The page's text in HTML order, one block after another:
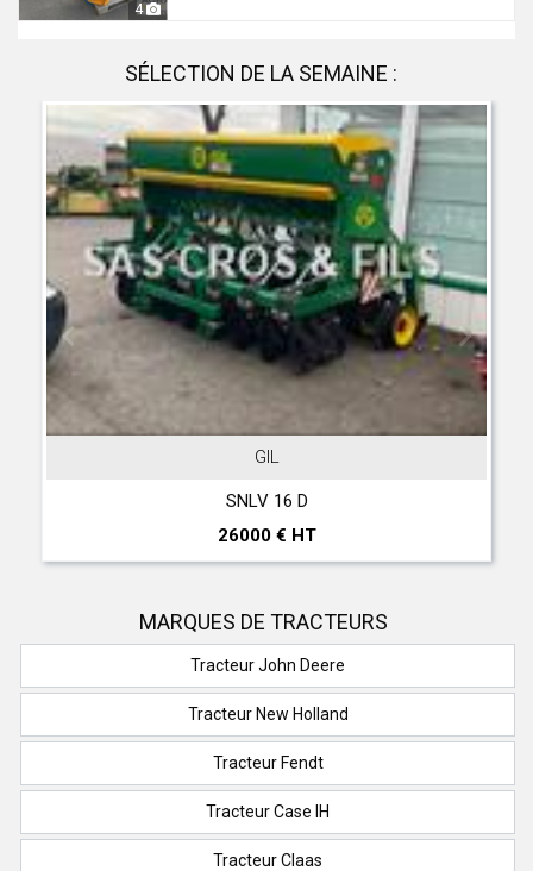
4
SÉLECTION DE LA SEMAINE :
MARQUES DE TRACTEURS
Tracteur John Deere
Tracteur New Holland
Tracteur Fendt
Tracteur Case IH
Tracteur Claas